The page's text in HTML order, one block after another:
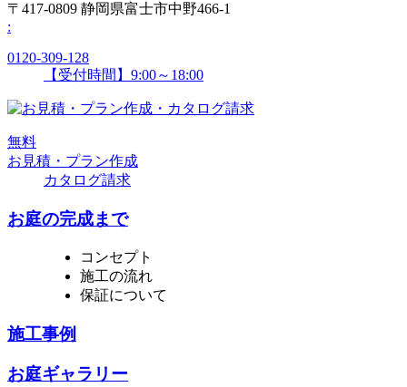
〒417-0809 静岡県富士市中野466-1
:
0120-309-128
【受付時間】9:00～18:00
無料
お見積・プラン作成
カタログ請求
お庭の完成まで
コンセプト
施工の流れ
保証について
施工事例
お庭ギャラリー